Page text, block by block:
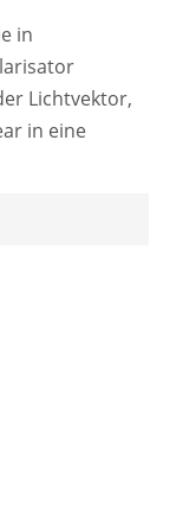
in
Lichtvektor,
in eine